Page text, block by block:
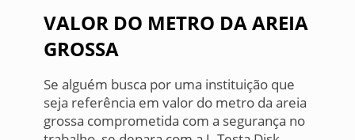
VALOR DO METRO DA AREIA
GROSSA
Se alguém busca por uma instituição que
seja referência em valor do metro da areia
grossa comprometida com a segurança no